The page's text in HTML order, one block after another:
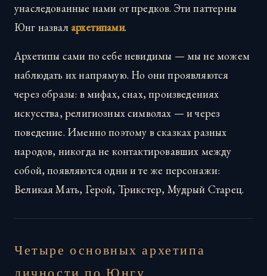
унаследованные нами от предков. Эти паттерны
Юнг назвал архетипами.
Архетипы сами по себе невидимы — мы не можем
наблюдать их напрямую. Но они проявляются
через образы: в мифах, снах, произведениях
искусства, религиозных символах — и через
поведение. Именно поэтому в сказках разных
народов, никогда не контактировавших между
собой, появляются одни и те же персонажи:
Великая Мать, Герой, Трикстер, Мудрый Старец.
Четыре основных архетипа